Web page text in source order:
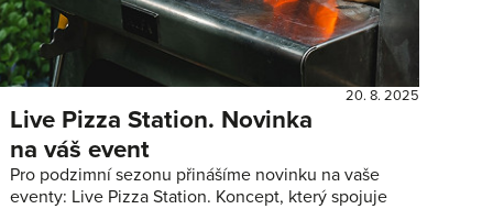
20. 8. 2025
Live Pizza Station. Novinka
na váš event
Pro podzimní sezonu přinášíme novinku na vaše
eventy: Live Pizza Station. Koncept, který spojuje